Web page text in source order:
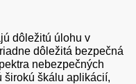
dôležitú úlohu v
dôležitá bezpečná
nebezpečných
širokú škálu aplikácií,